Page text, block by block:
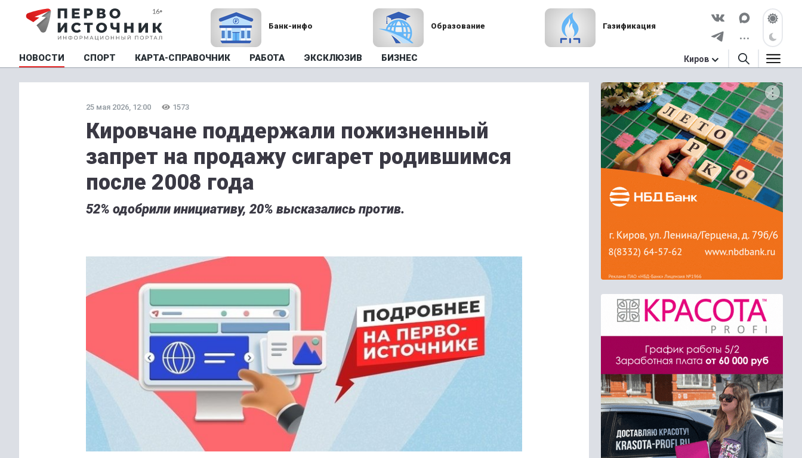
Банк-инфо Образование Газификация
НОВОСТИ СПОРТ КАРТА-СПРАВОЧНИК РАБОТА ЭКСКЛЮЗИВ БИЗНЕС Киров
25 мая 2026, 12:00 1573
Кировчане поддержали пожизненный
запрет на продажу сигарет родившимся
после 2008 года
52% одобрили инициативу, 20% высказались против.